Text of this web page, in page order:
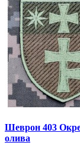
Шеврон 403
олива